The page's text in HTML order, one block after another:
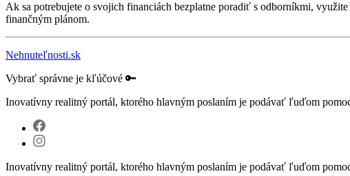
Ak sa potrebujete o svojich financiách bezplatne poradiť s odborníkmi, využite
finančným plánom.
Nehnuteľnosti.sk
Vybrať správne je kľúčové 🔑
Inovatívny realitný portál, ktorého hlavným poslaním je podávať ľuďom
Inovatívny realitný portál, ktorého hlavným poslaním je podávať ľuďom